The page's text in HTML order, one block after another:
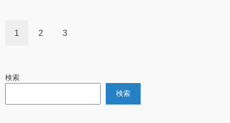
1 2 3
検索
検索